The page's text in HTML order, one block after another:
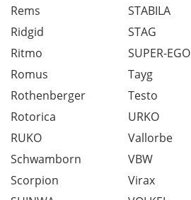
Rems
Ridgid
Ritmo
Romus
Rothenberger
Rotorica
RUKO
Schwamborn
Scorpion
STABILA
STAG
SUPER-EGO
Tayg
Testo
URKO
Vallorbe
VBW
Virax